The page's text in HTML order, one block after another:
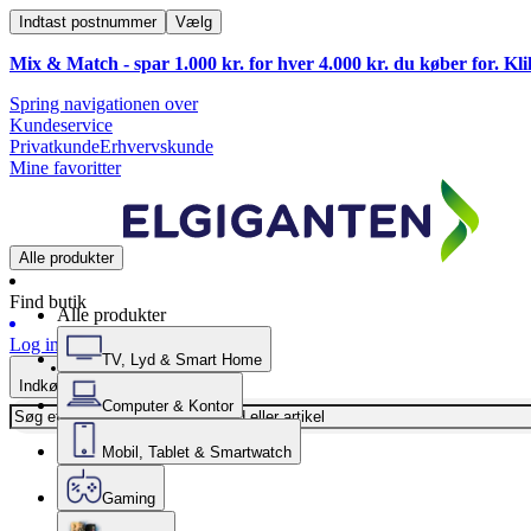
Indtast postnummer Vælg
Mix & Match - spar 1.000 kr. for hver 4.000 kr. du køber for.
Spring navigationen over
Kundeservice
PrivatkundeErhvervskunde
Mine favoritter
Alle produkter
Find butik
Log ind
Indkøbskurv
Alle produkter
TV, Lyd & Smart Home
Computer & Kontor
Mobil, Tablet & Smartwatch
Gaming